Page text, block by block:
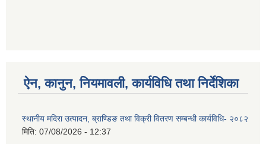
ऐन, कानुन, नियमावली, कार्यविधि तथा निर्देशिका
स्थानीय मदिरा उत्पादन, ब्राण्डिङ तथा विक्री वितरण सम्बन्धी कार्यविधि- २०८२
मिति: 07/08/2026 - 12:37